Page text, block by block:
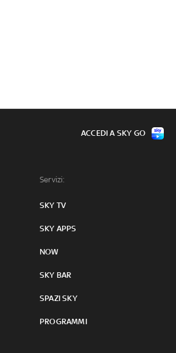
Servizi:
SKY TV
SKY APPS
NOW
SKY BAR
SPAZI SKY
PROGRAMMI
ACCEDI A SKY GO